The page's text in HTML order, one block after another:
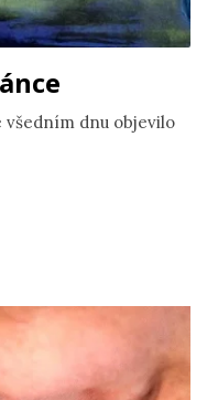
všedním dnu objevilo